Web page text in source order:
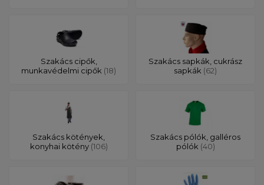
Szakács cipők,
munkavédelmi cipők (18)
Szakács sapkák, cukrász
sapkák (62)
Szakács kötények,
konyhai kötény (106)
Szakács pólók, galléros
pólók (40)